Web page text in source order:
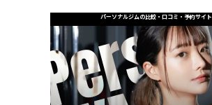
パーソナルジムの比較・口コミ・予約サイト